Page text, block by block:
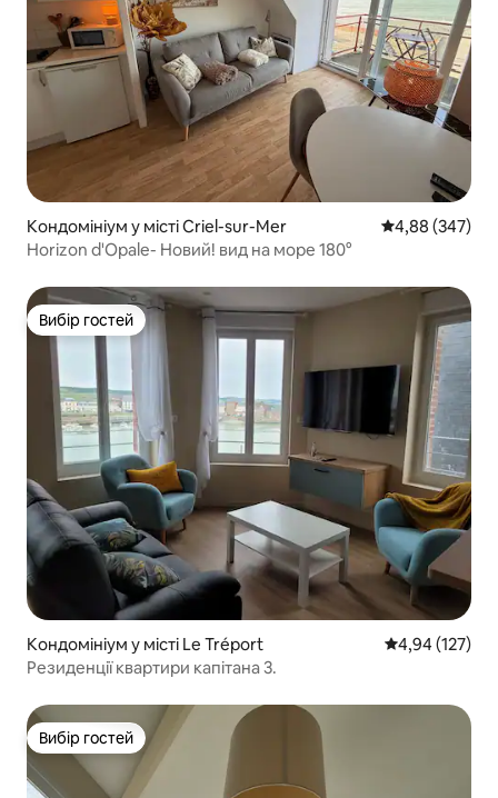
Кондомініум у місті Criel-sur-Mer Середня
4,88 (347)
Horizon d'Opale- Новий! вид на море 180°
Вибір гостей
Вибір гостей
Кондомініум у місті Le Tréport Середня
4,94 (127)
Резиденції квартири капітана 3.
Вибір гостей
Вибір гостей